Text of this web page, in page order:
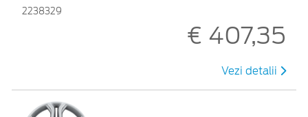
2238329
€ 407,35
Vezi detalii